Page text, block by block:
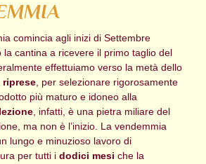
comincia agli inizi di Settembre
la cantina a ricevere il primo taglio del
effettuiamo verso la metà dello
riprese, per selezionare rigorosamente
più maturo e idoneo alla
, infatti, è una pietra miliare del
ma non è l’inizio. La vendemmia
lungo e minuzioso lavoro di
per tutti idodici mesi che la